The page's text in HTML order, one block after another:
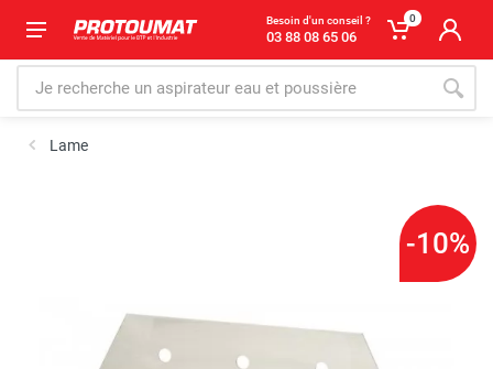
Besoin d'un conseil ?
03 88 08 65 06
0
Lame
-10%